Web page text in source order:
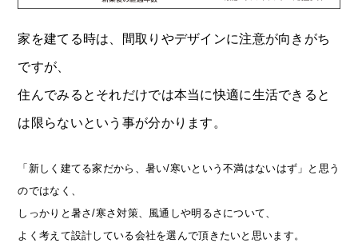
家を建てる時は、間取りやデザインに注意が向きがち
ですが、
住んでみるとそれだけでは本当に快適に生活できると
は限らないという事が分かります。
「新しく建てる家だから、暑い/寒いという不満はないはず」と思う
のではなく、
しっかりと暑さ/寒さ対策、風通しや明るさについて、
よく考えて設計している会社を選んで頂きたいと思います。